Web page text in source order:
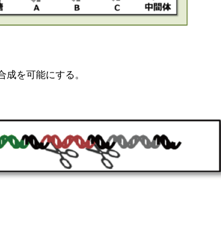
を可能にする。